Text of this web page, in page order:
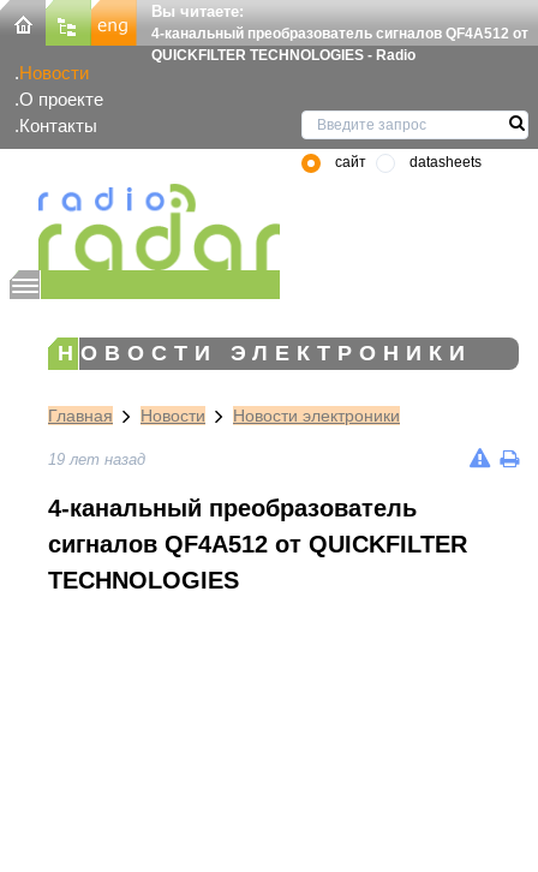
Вы читаете:
4-канальный преобразователь сигналов QF4A512 от
QUICKFILTER TECHNOLOGIES - Radio
Новости
О проекте
Контакты
сайт datasheets
НОВОСТИ ЭЛЕКТРОНИКИ
Главная Новости Новости электроники
19 лет назад
4-канальный преобразователь
сигналов QF4A512 от QUICKFILTER
TECHNOLOGIES